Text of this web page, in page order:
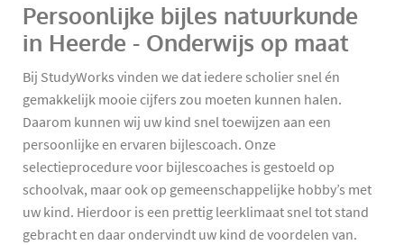
Persoonlijke bijles natuurkunde
in Heerde - Onderwijs op maat
Bij StudyWorks vinden we dat iedere scholier snel én
gemakkelijk mooie cijfers zou moeten kunnen halen.
Daarom kunnen wij uw kind snel toewijzen aan een
persoonlijke en ervaren bijlescoach. Onze
selectieprocedure voor bijlescoaches is gestoeld op
schoolvak, maar ook op gemeenschappelijke hobby’s met
uw kind. Hierdoor is een prettig leerklimaat snel tot stand
gebracht en daar ondervindt uw kind de voordelen van.